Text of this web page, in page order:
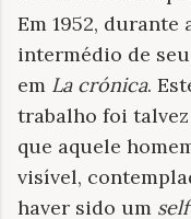
Em 1952, durante
intermédio de
em La crónica.
trabalho foi
que aquele
visível,
haver sido um